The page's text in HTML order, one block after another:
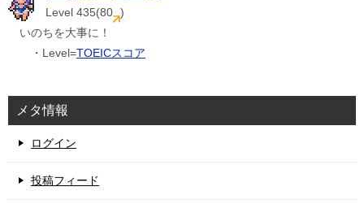
Level 435(80 )
いのちを大事に！
・Level=TOEICスコア
メタ情報
ログイン
投稿フィード